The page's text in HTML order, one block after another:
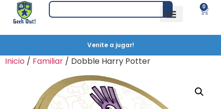
0
Venite a jugar!
Inicio / Familiar / Dobble Harry Potter